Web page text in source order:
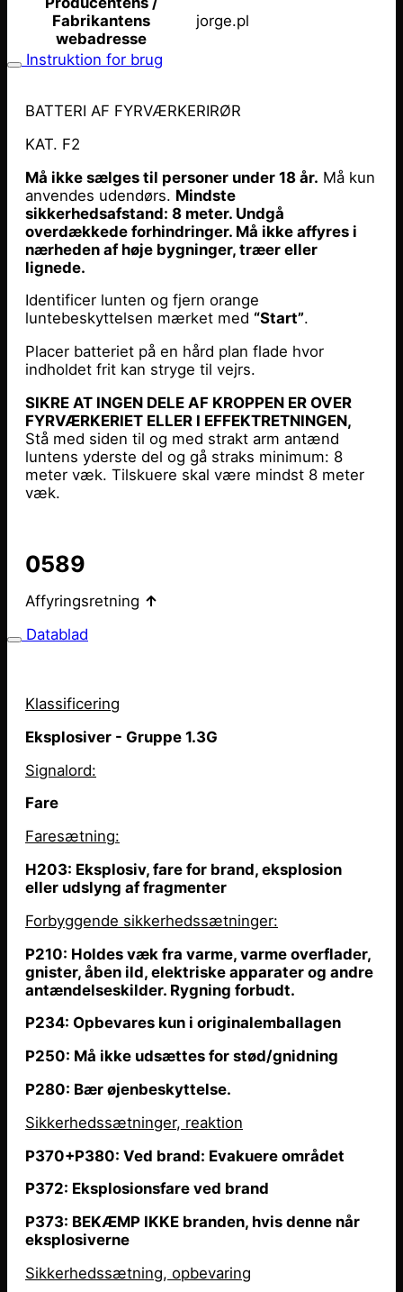
Fabrikantens
webadresse
jorge.pl
Instruktion for brug
BATTERI AF FYRVÆRKERIRØR
KAT. F2
Må ikke sælges til personer under 18 år. Må kun
anvendes udendørs. Mindste
sikkerhedsafstand: 8 meter. Undgå
overdækkede forhindringer. Må ikke affyres i
nærheden af høje bygninger, træer eller
lignede.
Identificer lunten og fjern orange
luntebeskyttelsen mærket med “Start”.
Placer batteriet på en hård plan flade hvor
indholdet frit kan stryge til vejrs.
SIKRE AT INGEN DELE AF KROPPEN ER OVER
FYRVÆRKERIET ELLER I EFFEKTRETNINGEN,
Stå med siden til og med strakt arm antænd
luntens yderste del og gå straks minimum: 8
meter væk. Tilskuere skal være mindst 8 meter
væk.
0589
Affyringsretning ↑
Datablad
Klassificering
Eksplosiver - Gruppe 1.3G
Signalord:
Fare
Faresætning:
H203: Eksplosiv, fare for brand, eksplosion
eller udslyng af fragmenter
Forbyggende sikkerhedssætninger:
P210: Holdes væk fra varme, varme overflader,
gnister, åben ild, elektriske apparater og andre
antændelseskilder. Rygning forbudt.
P234: Opbevares kun i originalemballagen
P250: Må ikke udsættes for stød/gnidning
P280: Bær øjenbeskyttelse.
Sikkerhedssætninger, reaktion
P370+P380: Ved brand: Evakuere området
P372: Eksplosionsfare ved brand
P373: BEKÆMP IKKE branden, hvis denne når
eksplosiverne
Sikkerhedssætning, opbevaring